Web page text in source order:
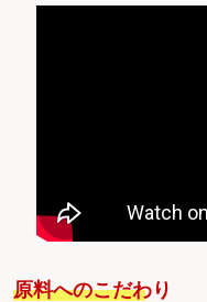
原料へのこだわり